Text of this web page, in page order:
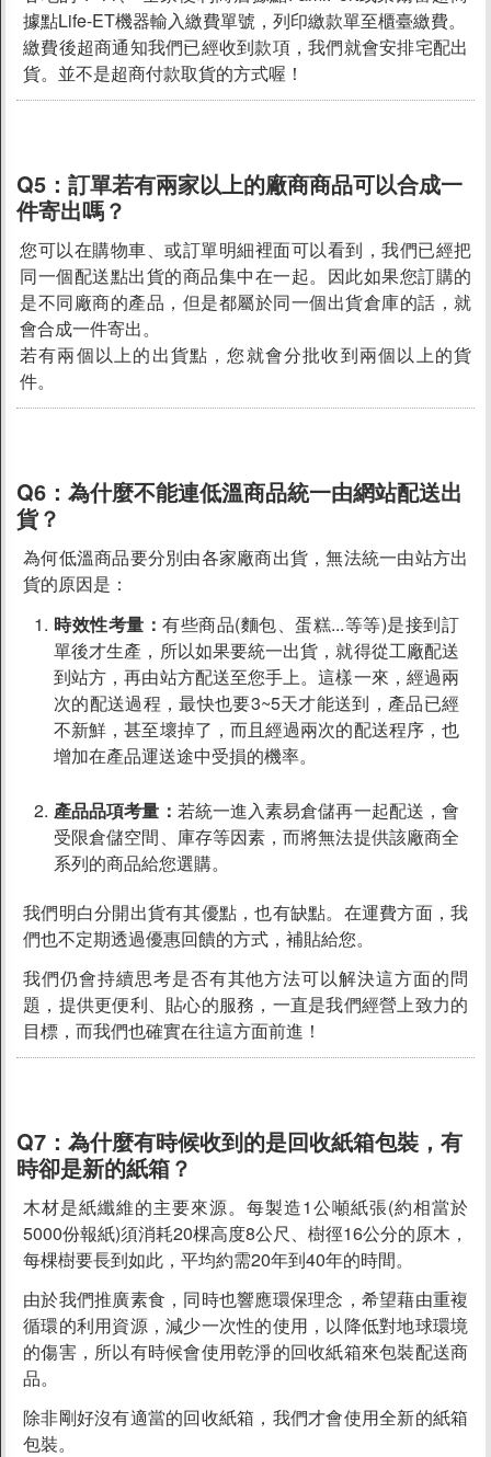
據點Life-ET機器輸入繳費單號，列印繳款單至櫃臺繳費。
繳費後超商通知我們已經收到款項，我們就會安排宅配出
貨。並不是超商付款取貨的方式喔！
Q5： 訂單若有兩家以上的廠商商品可以合成一
件寄出嗎？
您可以在購物車、或訂單明細裡面可以看到，我們已經把
同一個配送點出貨的商品集中在一起。因此如果您訂購的
是不同廠商的產品，但是都屬於同一個出貨倉庫的話，就
會合成一件寄出。
若有兩個以上的出貨點，您就會分批收到兩個以上的貨
件。
Q6： 為什麼不能連低溫商品統一由網站配送出
貨？
為何低溫商品要分別由各家廠商出貨，無法統一由站方出
貨的原因是：
時效性考量：有些商品(麵包、蛋糕...等等)是接到訂
單後才生產，所以如果要統一出貨，就得從工廠配送
到站方，再由站方配送至您手上。這樣一來，經過兩
次的配送過程，最快也要3~5天才能送到，產品已經
不新鮮，甚至壞掉了，而且經過兩次的配送程序，也
增加在產品運送途中受損的機率。
產品品項考量： 若統一進入素易倉儲再一起配送，會
受限倉儲空間、庫存等因素，而將無法提供該廠商全
系列的商品給您選購。
我們明白分開出貨有其優點，也有缺點。在運費方面，我
們也不定期透過優惠回饋的方式，補貼給您。
我們仍會持續思考是否有其他方法可以解決這方面的問
題，提供更便利、貼心的服務，一直是我們經營上致力的
目標，而我們也確實在往這方面前進！
Q7： 為什麼有時候收到的是回收紙箱包裝，有
時卻是新的紙箱？
木材是紙纖維的主要來源。每製造1公噸紙張(約相當於
5000份報紙)須消耗20棵高度8公尺、樹徑16公分的原木，
每棵樹要長到如此，平均約需20年到40年的時間。
由於我們推廣素食，同時也響應環保理念，希望藉由重複
循環的利用資源，減少一次性的使用，以降低對地球環境
的傷害，所以有時候會使用乾淨的回收紙箱來包裝配送商
品。
除非剛好沒有適當的回收紙箱，我們才會使用全新的紙箱
包裝。